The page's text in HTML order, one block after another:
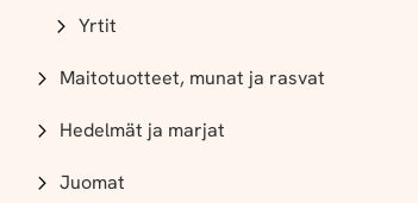
Yrtit
Maitotuotteet, munat ja rasvat
Hedelmät ja marjat
Juomat